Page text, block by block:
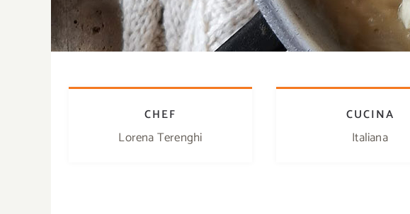
CHEF
Lorena Terenghi
CUCINA
Italiana